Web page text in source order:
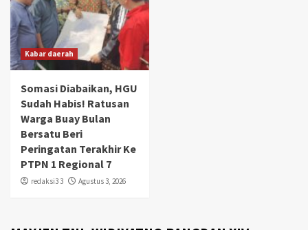
Kabar daerah
Somasi Diabaikan, HGU
Sudah Habis! Ratusan
Warga Buay Bulan
Bersatu Beri
Peringatan Terakhir Ke
PTPN 1 Regional 7
redaksi3 3 Agustus 3, 2026